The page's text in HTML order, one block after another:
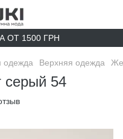
ОТ 1500 ГРН
одежда Верхняя одежда
серый 54